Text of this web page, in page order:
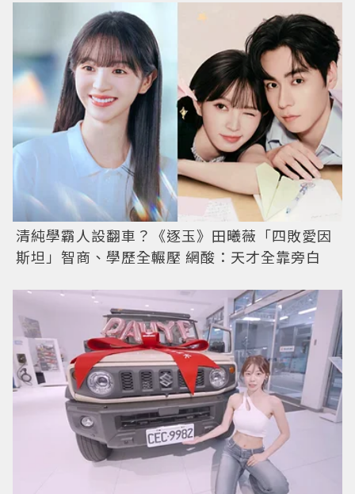
清純學霸人設翻車？《逐玉》田曦薇「四敗愛因
斯坦」智商、學歷全輾壓 網酸：天才全靠旁白